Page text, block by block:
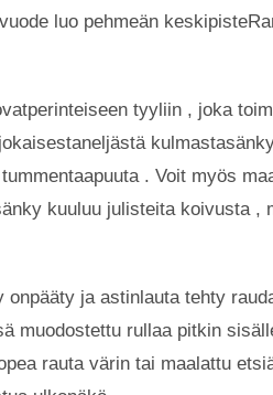
luo pehmeän
tyyliin , joka
. Voit myös
kuuluu julisteita koivusta ,
onpääty ja astinlauta tehty
muodostettu rullaa pitkin
rauta värin tai maalattu